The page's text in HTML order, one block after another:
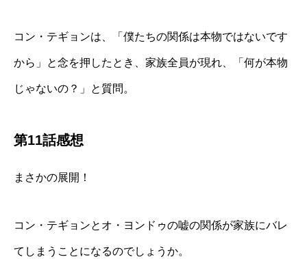
コン・テギョンは、「僕たちの関係は本物ではないです
から」と念を押したとき、家族全員が現れ、「何が本物
じゃないの？」と質問。
第11話感想
まさかの展開！
コン・テギョンとオ・ヨンドゥの嘘の関係が家族にバレ
てしまうことになるのでしょうか。